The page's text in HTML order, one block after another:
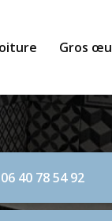
Gros
06 40 78 54 92